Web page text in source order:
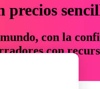
precios
con la
con
presupuesto.